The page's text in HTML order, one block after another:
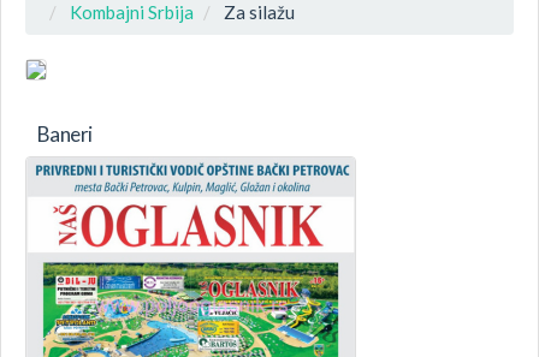
Kombajni Srbija
Za silažu
Baneri